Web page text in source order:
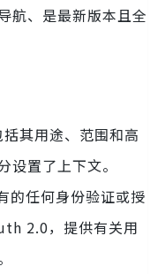
航、是最新版本且全
其用途、范围和高
置了上下文。
的任何身份验证或授
2.0，提供有关用